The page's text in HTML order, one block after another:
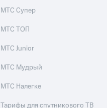
МТС Супер
МТС ТОП
МТС Junior
МТС Мудрый
МТС Налегке
Тарифы для спутникового ТВ